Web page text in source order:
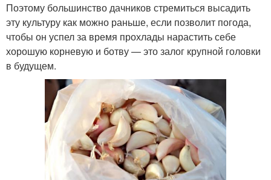
Поэтому большинство дачников стремиться высадить
эту культуру как можно раньше, если позволит погода,
чтобы он успел за время прохлады нарастить себе
хорошую корневую и ботву — это залог крупной головки
в будущем.